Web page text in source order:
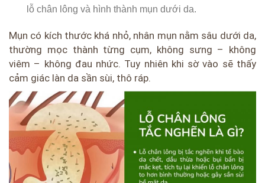
lỗ chân lông và hình thành mụn dưới da.
Mụn có kích thước khá nhỏ, nhân mụn nằm sâu dưới da,
thường mọc thành từng cụm, không sưng – không
viêm – không đau nhức. Tuy nhiên khi sờ vào sẽ thấy
cảm giác làn da sần sùi, thô ráp.